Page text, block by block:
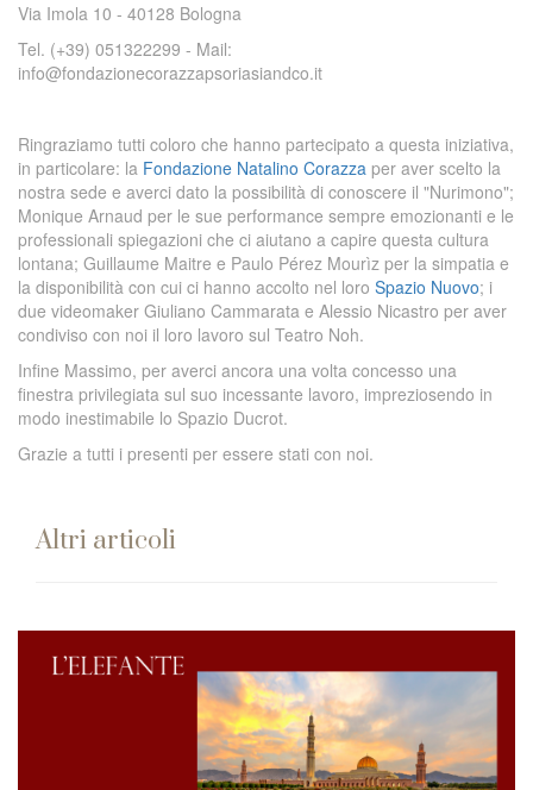
Via Imola 10 - 40128 Bologna
Tel. (+39) 051322299 - Mail:
info@fondazionecorazzapsoriasiandco.it
Ringraziamo tutti coloro che hanno partecipato a questa iniziativa,
in particolare: la Fondazione Natalino Corazza per aver scelto la
nostra sede e averci dato la possibilità di conoscere il "Nurimono";
Monique Arnaud per le sue performance sempre emozionanti e le
professionali spiegazioni che ci aiutano a capire questa cultura
lontana; Guillaume Maitre e Paulo Pérez Mourìz per la simpatia e
la disponibilità con cui ci hanno accolto nel loro Spazio Nuovo; i
due videomaker Giuliano Cammarata e Alessio Nicastro per aver
condiviso con noi il loro lavoro sul Teatro Noh.
Infine Massimo, per averci ancora una volta concesso una
finestra privilegiata sul suo incessante lavoro, impreziosendo in
modo inestimabile lo Spazio Ducrot.
Grazie a tutti i presenti per essere stati con noi.
Altri articoli